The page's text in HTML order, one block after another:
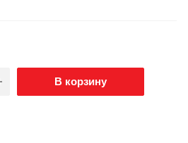
В корзину